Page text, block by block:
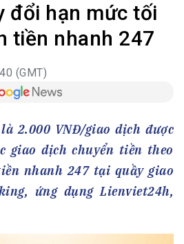
đổi hạn mức tối
tiền nhanh 247
(GMT)
2.000 VNĐ/giao dịch được
giao dịch chuyển tiền theo
nhanh 247 tại quầy giao
ứng dụng Lienviet24h,